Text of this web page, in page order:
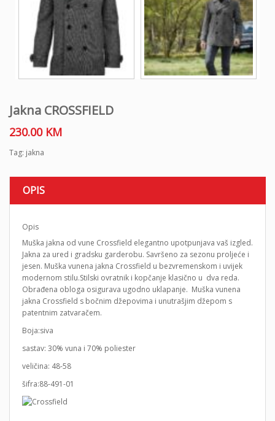
Jakna CROSSFIELD
230.00 KM
Tag: jakna
OPIS
Opis
Muška jakna od vune Crossfield elegantno upotpunjava vaš izgled.
Jakna za ured i gradsku garderobu. Savršeno za sezonu proljeće i
jesen. Muška vunena jakna Crossfield u bezvremenskom i uvijek
modernom stilu.Stilski ovratnik i kopčanje klasično u dva reda.
Obrađena obloga osigurava ugodno uklapanje. Muška vunena
jakna Crossfield s bočnim džepovima i unutrašjim džepom s
patentnim zatvaračem.
Boja:siva
sastav: 30% vuna i 70% poliester
veličina: 48-58
šifra:88-491-01